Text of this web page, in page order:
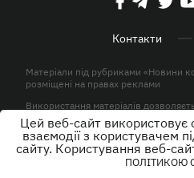
Контакти
Матеріали під рубриками «Новини
розміщені на правах реклами
Використання матеріалів
активного гіперпосилання на KP.UA
© ТОВ «ЮЛАВ МЕДІА» 2026. Всі
Цей веб-сайт
взаємодії з користувачем
сайту. Користування веб-
ПОЛІТИКОЮ